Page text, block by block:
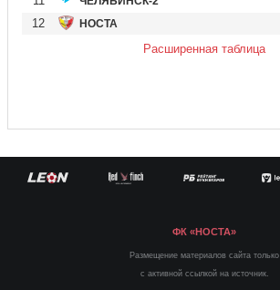
12
НОСТА
Расширенная таблица
ФК «НОСТА»
Размещение материалов сайта только
с активной ссылкой на источник.